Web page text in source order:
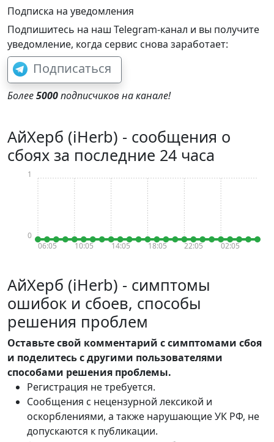
Подписка на уведомления
Подпишитесь на наш Telegram-канал и вы получите
уведомление, когда сервис снова заработает:
Подписаться
Более5000подписчиков на канале!
АйХерб (iHerb) - сообщения о
сбоях за последние 24 часа
06:05 10:05 14:05 18:05 22:05 02:05
0
1
АйХерб (iHerb) - симптомы
ошибок и сбоев, способы
решения проблем
Оставьте свой комментарий с симптомами сбоя
и поделитесь с другими пользователями
способами решения проблемы.
Регистрация не требуется.
Сообщения с нецензурной лексикой и
оскорблениями, а также нарушающие УК РФ, не
допускаются к публикации.